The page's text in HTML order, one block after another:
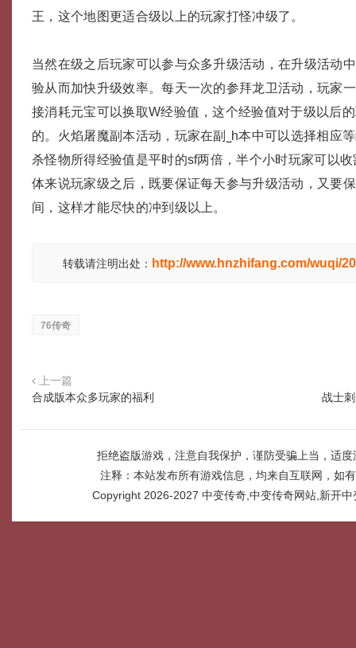
王，这个地图更适合级以上的玩家打怪冲级了。
当然在级之后玩家可以参与众多升级活动，在升级活动
验从而加快升级效率。每天一次的参拜龙卫活动，玩家
接消耗元宝可以换取W经验值，这个经验值对于级以后
的。火焰屠魔副本活动，玩家在副˽һ本中可以选择相应
杀怪物所得经验值是平时的sf两倍，半个小时玩家可以
体来说玩家级之后，既要保证每天参与升级活动，又要
间，这样才能尽快的冲到级以上。
转载请注明出处： http://www.hnzhifang.com/wuqi/
76传奇
上一篇
合成版本众多玩家的福利
战士
拒绝盗版游戏，注意自我保护，谨防受骗上当，适
注释：本站发布所有游戏信息，均来自互联网，如
Copyright 2026-2027 中变传奇,中变传奇网站,新开